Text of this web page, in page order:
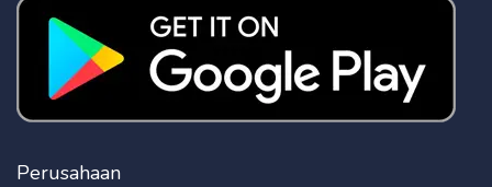
Perusahaan